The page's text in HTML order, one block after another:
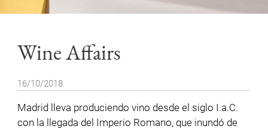
Wine Affairs
16/10/2018
Madrid lleva produciendo vino desde el siglo I.a.C.
con la llegada del Imperio Romano, que inundó de